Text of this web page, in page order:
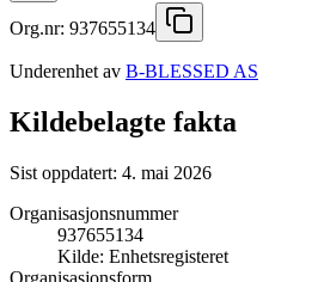
Org.nr: 937655134
Underenhet av B-BLESSED AS
Kildebelagte fakta
Sist oppdatert: 4. mai 2026
Organisasjonsnummer
937655134
Kilde: Enhetsregisteret
Organisasjonsform